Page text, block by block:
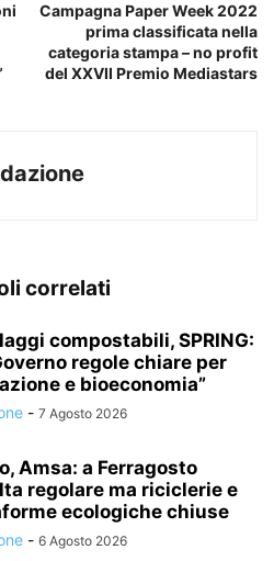
Campagna Paper Week 2022
prima classificata nella
categoria stampa – no profit
del XXVII Premio Mediastars
correlati
compostabili, SPRING:
regole chiare per
e bioeconomia”
- 7 Agosto 2026
Amsa: a Ferragosto
regolare ma riciclerie e
ecologiche chiuse
- 6 Agosto 2026